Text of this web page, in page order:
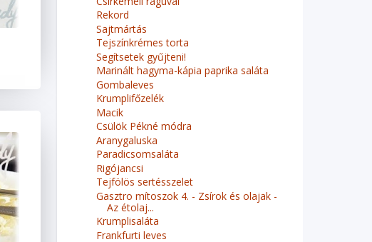
Rekord
Sajtmártás
Tejszínkrémes torta
Segítsetek gyűjteni!
Marinált hagyma-kápia paprika saláta
Gombaleves
Krumplifőzelék
Macik
Csülök Pékné módra
Aranygaluska
Paradicsomsaláta
Rigójancsi
Tejfölös sertésszelet
Gasztro mítoszok 4. - Zsírok és olajak -
Az étolaj...
Krumplisaláta
Frankfurti leves